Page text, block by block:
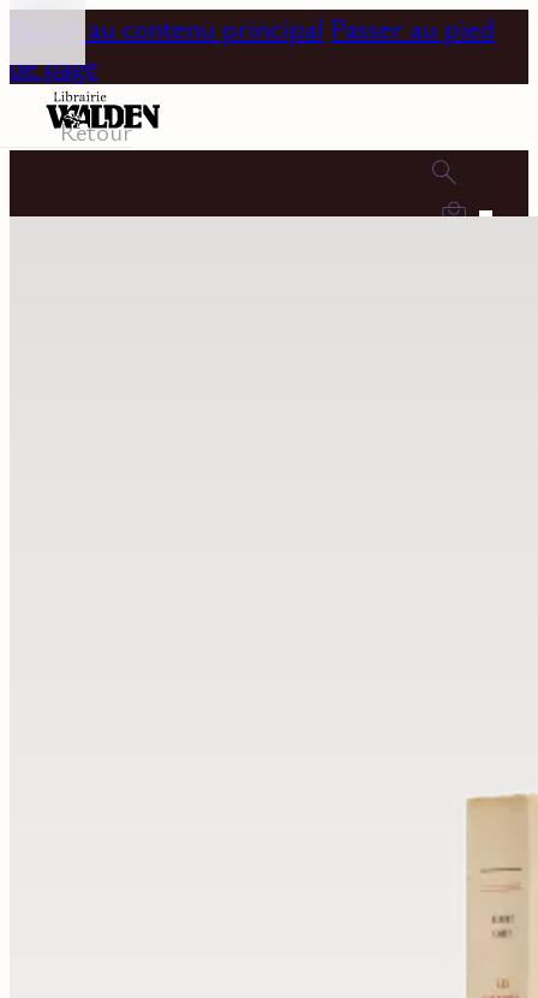
Passer au contenu principal Passer au pied
de page
0
Retour